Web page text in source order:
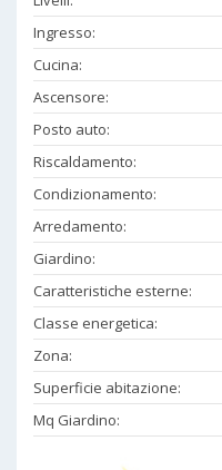
Ingresso:
Cucina:
Ascensore:
Posto auto:
Riscaldamento:
Condizionamento:
Arredamento:
Giardino:
Caratteristiche esterne:
Classe energetica:
Zona:
Superficie abitazione:
Mq Giardino: